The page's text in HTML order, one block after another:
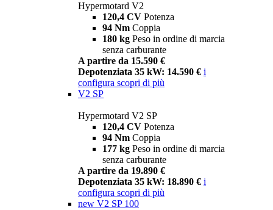
Hypermotard V2
120,4 CV Potenza
94 Nm Coppia
180 kg Peso in ordine di marcia
senza carburante
A partire da 15.590 €
Depotenziata 35 kW: 14.590 € i
configura scopri di più
V2 SP
Hypermotard V2 SP
120,4 CV Potenza
94 Nm Coppia
177 kg Peso in ordine di marcia
senza carburante
A partire da 19.890 €
Depotenziata 35 kW: 18.890 € i
configura scopri di più
new V2 SP 100